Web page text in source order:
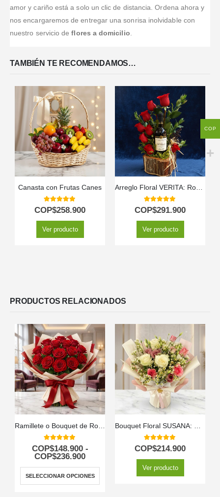
amor y cariño está a solo un clic de distancia. Ordena ahora y
nos encargaremos de entregar una sonrisa inolvidable con
nuestro servicio deflores a domicilio.
TAMBIÉN TE RECOMENDAMOS…
Canasta con Frutas Canes
5.00out of 5
COP$258.900
Ver producto
Arreglo Floral VERITA: Rosas Rojas y Vino para un Regalo Apasionado 🌹
5.00out of 5
COP$291.900
Ver producto
PRODUCTOS RELACIONADOS
5.00out of 5
COP$148.900 -
COP$236.900
SELECCIONAR OPCIONES
5.00out of 5
COP$214.900
Ver producto
COP